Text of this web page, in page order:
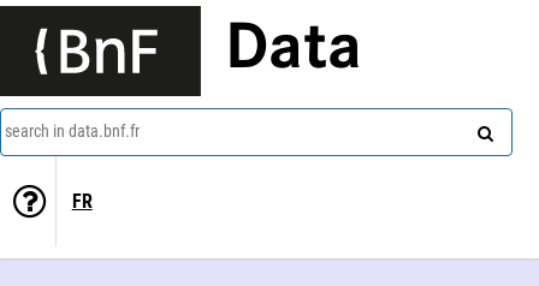
Data
search in data.bnf.fr
FR